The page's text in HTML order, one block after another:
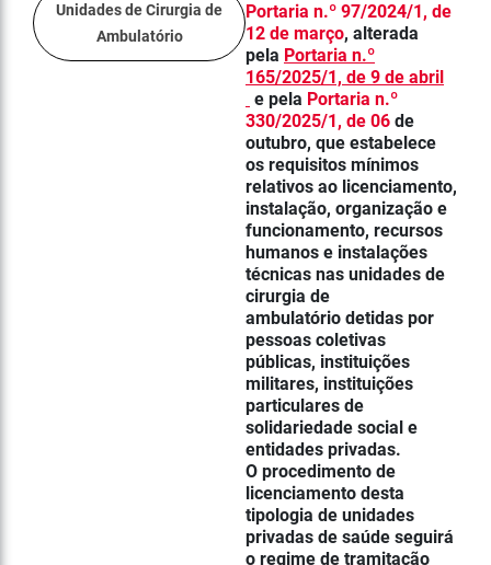
Unidades de Cirurgia de
Ambulatório
Portaria n.º 97/2024/1, de
12 de março, alterada
pela Portaria n.º
165/2025/1, de 9 de abril
e pela Portaria n.º
330/2025/1, de 06 de
outubro, que estabelece
os requisitos mínimos
relativos ao licenciamento,
instalação, organização e
funcionamento, recursos
humanos e instalações
técnicas nas unidades de
cirurgia de
ambulatório detidas por
pessoas coletivas
públicas, instituições
militares, instituições
particulares de
solidariedade social e
entidades privadas.
O procedimento de
licenciamento desta
tipologia de unidades
privadas de saúde seguirá
o regime de tramitação